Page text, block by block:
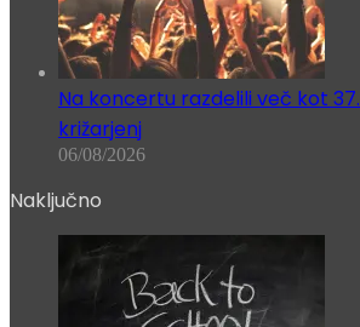
Na koncertu razdelili več kot
križarjenj
06/08/2026
Naključno